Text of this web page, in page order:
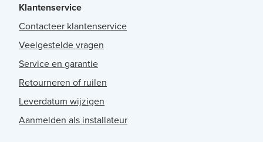
Klantenservice
Contacteer klantenservice
Veelgestelde vragen
Service en garantie
Retourneren of ruilen
Leverdatum wijzigen
Aanmelden als installateur